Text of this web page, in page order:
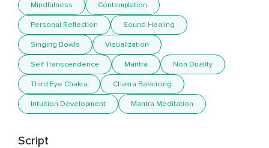
Mindfulness Contemplation
Personal Reflection Sound Healing
Singing Bowls Visualization
Self Transcendence Mantra Non Duality
Third Eye Chakra Chakra Balancing
Intuition Development Mantra Meditation
Script